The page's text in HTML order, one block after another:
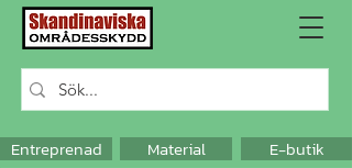
Entreprenad Material E-butik